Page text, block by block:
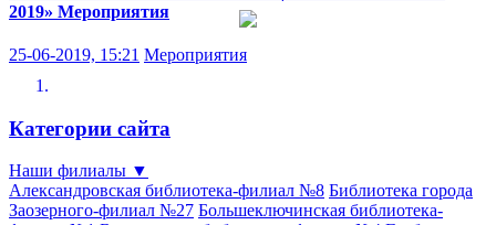
2019» Мероприятия
25-06-2019, 15:21 Мероприятия
Категории сайта
Наши филиалы ▼
Александровская библиотека-филиал №8 Библиотека города
Заозерного-филиал №27 Большеключинская библиотека-